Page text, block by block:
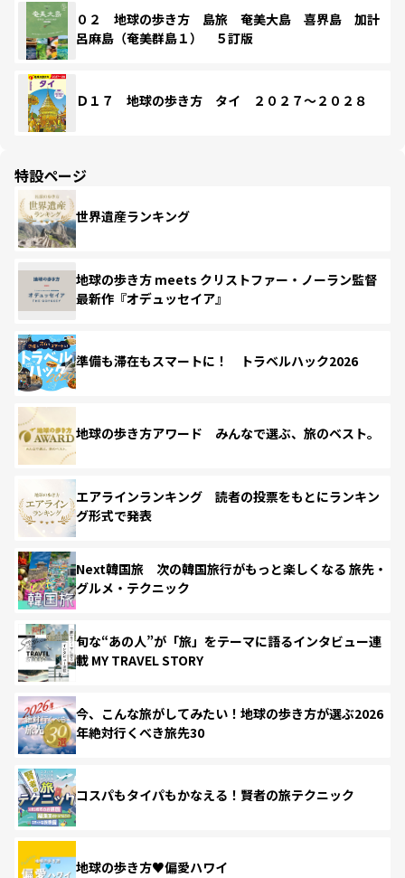
０２ 地球の歩き方 島旅 奄美大島 喜界島 加計
呂麻島（奄美群島１） ５訂版
Ｄ１７ 地球の歩き方 タイ ２０２７～２０２８
特設ページ
世界遺産ランキング
地球の歩き方 meets クリストファー・ノーラン監督
最新作『オデュッセイア』
準備も滞在もスマートに！ トラベルハック2026
地球の歩き方アワード みんなで選ぶ、旅のベスト。
エアラインランキング 読者の投票をもとにランキン
グ形式で発表
Next韓国旅 次の韓国旅行がもっと楽しくなる 旅先・
グルメ・テクニック
旬な“あの人”が「旅」をテーマに語るインタビュー連
載 MY TRAVEL STORY
今、こんな旅がしてみたい！地球の歩き方が選ぶ2026
年絶対行くべき旅先30
コスパもタイパもかなえる！賢者の旅テクニック
地球の歩き方♥偏愛ハワイ